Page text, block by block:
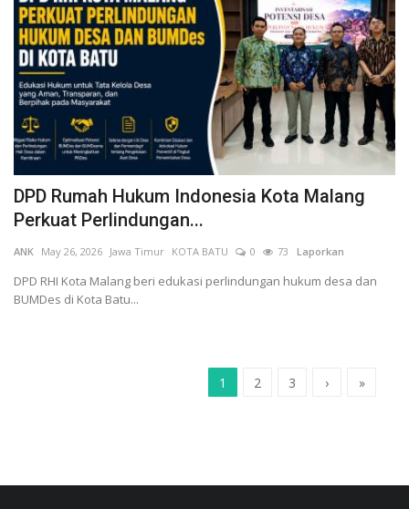
DPD Rumah Hukum Indonesia Kota Malang
Perkuat Perlindungan...
ANK May 26, 2026 Jawa Timur KOTA BATU 0 73 Laporkan
DPD RHI Kota Malang beri edukasi perlindungan hukum desa dan
BUMDes di Kota Batu...
1 2 3 › »